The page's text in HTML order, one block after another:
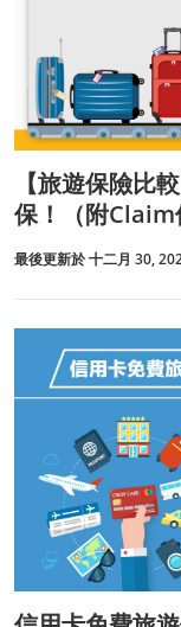
【旅遊保險比
保！（附Claim
最後更新於 十二月 30,